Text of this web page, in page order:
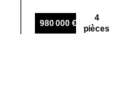
980 000 €
4
pièces